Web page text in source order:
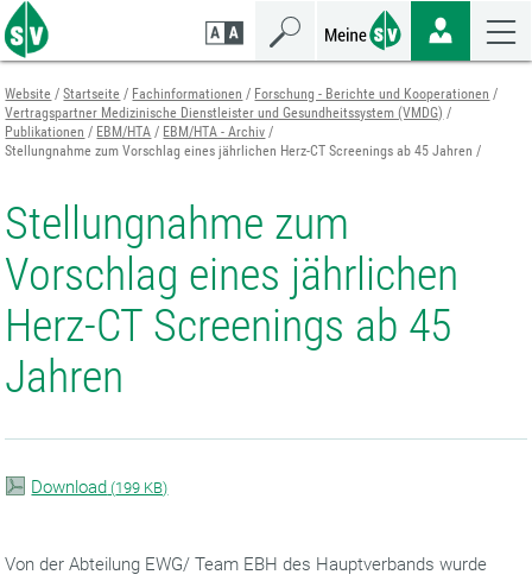
Zum
Seiteninhalt
springen
Zur
Navigation
springen
Zur
Mobilen
Navigation
springen
Website Startseite Fachinformationen
Forschung - Berichte und Kooperationen
Vertragspartner Medizinische Dienstleister und Gesundheitssystem (VMDG)
Publikationen
EBM/HTA
EBM/HTA - Archiv
Stellungnahme zum Vorschlag eines jährlichen Herz-CT Screenings ab 45 Jahren
Stellungnahme zum
Vorschlag eines jährlichen
Herz-CT Screenings ab 45
Jahren
Download (199 KB)
Von der Abteilung EWG/ Team EBH des Hauptverbands wurde